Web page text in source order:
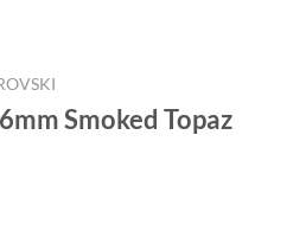
Smoked Topaz